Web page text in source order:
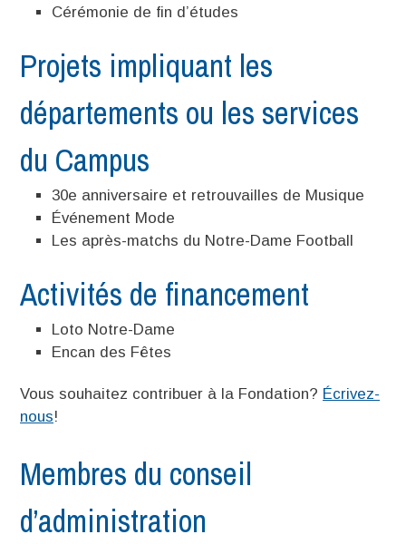
Cérémonie de fin d’études
Projets impliquant les
départements ou les services
du Campus
30e anniversaire et retrouvailles de Musique
Événement Mode
Les après-matchs du Notre-Dame Football
Activités de financement
Loto Notre-Dame
Encan des Fêtes
Vous souhaitez contribuer à la Fondation? Écrivez-
nous!
Membres du conseil
d’administration